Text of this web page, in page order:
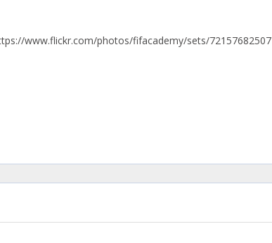
www.flickr.com/photos/fifacademy/sets/